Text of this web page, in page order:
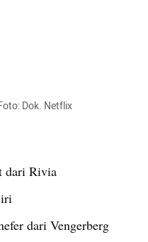
Dok. Netflix
dari Rivia
dari Vengerberg